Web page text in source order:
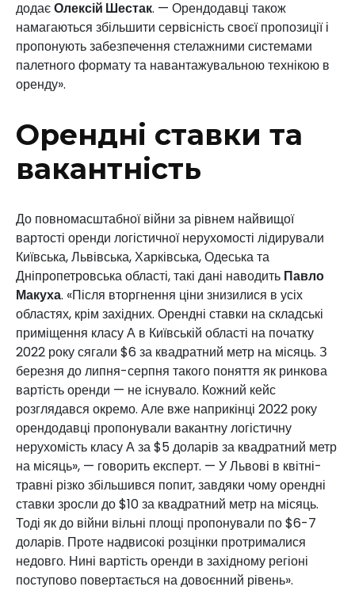
додаєОлексій Шестак. — Орендодавці також
намагаються збільшити сервісність своєї пропозиції і
пропонують забезпечення стелажними системами
палетного формату та навантажувальною технікою в
оренду».
Орендні ставки та
вакантність
До повномасштабної війни за рівнем найвищої
вартості оренди логістичної нерухомості лідирували
Київська, Львівська, Харківська, Одеська та
Дніпропетровська області, такі дані наводить Павло
Макуха. «Після вторгнення ціни знизилися в усіх
областях, крім західних. Орендні ставки на складські
приміщення класу А в Київській області на початку
2022 року сягали $6 за квадратний метр на місяць. З
березня до липня-серпня такого поняття як ринкова
вартість оренди — не існувало. Кожний кейс
розглядався окремо. Але вже наприкінці 2022 року
орендодавці пропонували вакантну логістичну
нерухомість класу А за $5 доларів за квадратний метр
на місяць», — говорить експерт. — У Львові в квітні-
травні різко збільшився попит, завдяки чому орендні
ставки зросли до $10 за квадратний метр на місяць.
Тоді як до війни вільні площі пропонували по $6-7
доларів. Проте надвисокі розцінки протрималися
недовго. Нині вартість оренди в західному регіоні
поступово повертається на довоєнний рівень».